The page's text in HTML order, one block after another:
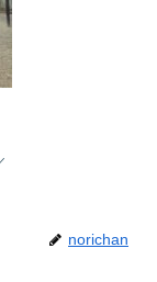
norichan